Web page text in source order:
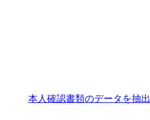
本人確認書類のデータを抽出